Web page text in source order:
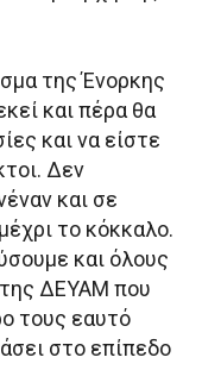
της Ένορκης
και πέρα θα
και να είστε
Δεν
και σε
το κόκκαλο.
και όλους
της ΔΕΥΑΜ που
τους εαυτό
στο επίπεδο